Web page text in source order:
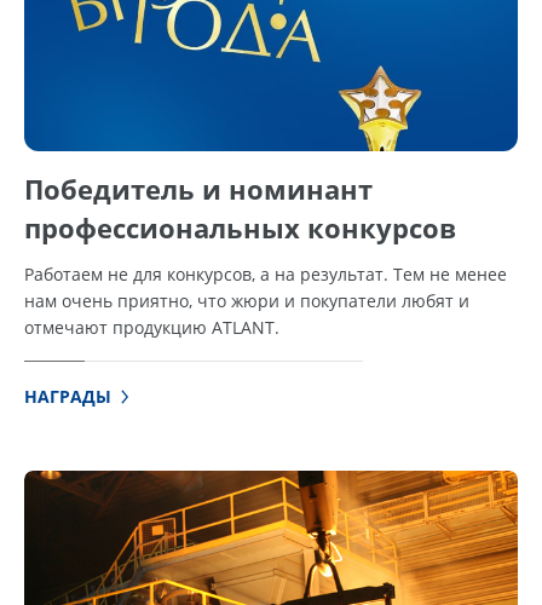
Победитель и номинант
профессиональных конкурсов
Работаем не для конкурсов, а на результат. Тем не менее
нам очень приятно, что жюри и покупатели любят и
отмечают продукцию ATLANT.
НАГРАДЫ